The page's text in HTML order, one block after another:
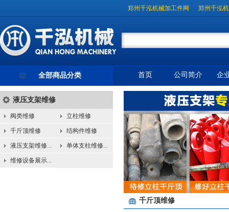
郑州千泓机械加工件网 郑州千泓
全部商品分类
液压支架维修
阀类维修 立柱维修
千斤顶维修 结构件维修
液压支架维修... 单体支柱维修...
维修设备展示...
首页 公司简介 企
千斤顶维修